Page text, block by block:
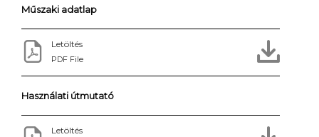
Műszaki adatlap
Letöltés
PDF File
Használati útmutató
Letöltés